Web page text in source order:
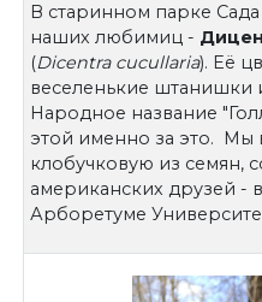
В старинном парке
наших любимиц -
(Dicentra cucullaria). Её
веселенькие штанишки
Народное название
этой именно за это. Мы
клобучковую из семян,
американских друзей -
Арборетуме